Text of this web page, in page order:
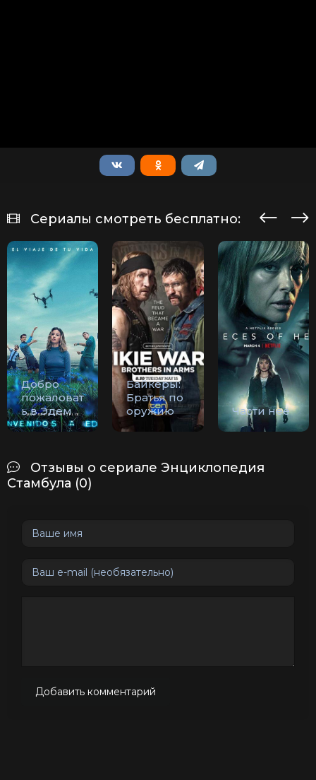
Сериалы смотреть бесплатно:
Добро
пожаловат
ь в Эдем
Байкеры:
Братья по
оружию
Части неё
Отзывы о сериале Энциклопедия
Стамбула (0)
Добавить комментарий